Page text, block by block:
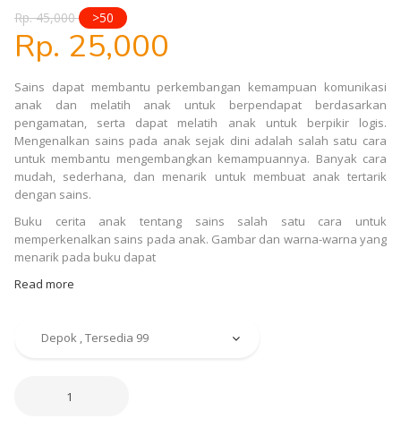
Rp. 45,000 >50
Rp. 25,000
Sains dapat membantu perkembangan kemampuan komunikasi
anak dan melatih anak untuk berpendapat berdasarkan
pengamatan, serta dapat melatih anak untuk berpikir logis.
Mengenalkan sains pada anak sejak dini adalah salah satu cara
untuk membantu mengembangkan kemampuannya. Banyak cara
mudah, sederhana, dan menarik untuk membuat anak tertarik
dengan sains.
Buku cerita anak tentang sains salah satu cara untuk
memperkenalkan sains pada anak. Gambar dan warna-warna yang
menarik pada buku dapat
Read more